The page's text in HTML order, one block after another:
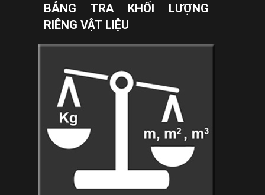
BẢNG TRA KHỐI LƯỢNG
RIÊNG VẬT LIỆU